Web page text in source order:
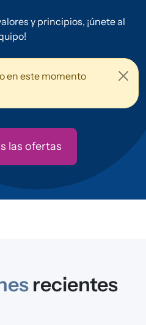
y principios, ¡únete al
en este momento
las ofertas
recientes